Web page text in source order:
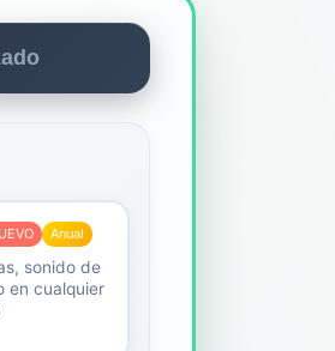
Anual
sonido de
en cualquier